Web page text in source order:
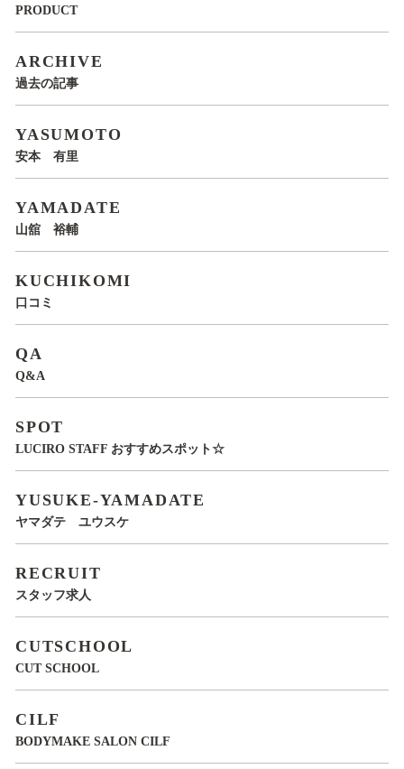
PRODUCT
ARCHIVE
過去の記事
YASUMOTO
安本 有里
YAMADATE
山舘 裕輔
KUCHIKOMI
口コミ
QA
Q&A
SPOT
LUCIRO STAFF おすすめスポット☆
YUSUKE-YAMADATE
ヤマダテ ユウスケ
RECRUIT
スタッフ求人
CUTSCHOOL
CUT SCHOOL
CILF
BODYMAKE SALON CILF